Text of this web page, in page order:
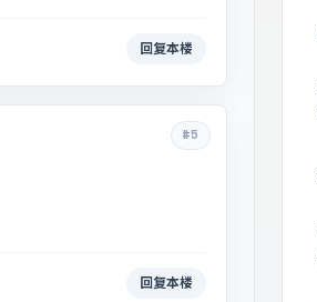
回复本楼
#5
回复本楼